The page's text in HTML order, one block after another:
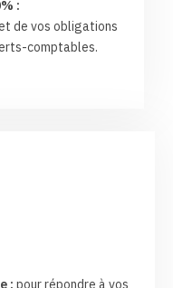
:
de vos obligations
comptables.
: pour répondre à vos